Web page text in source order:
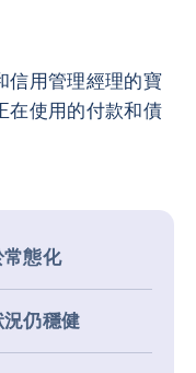
信用管理經理的寶
在使用的付款和債
常態化
仍穩健